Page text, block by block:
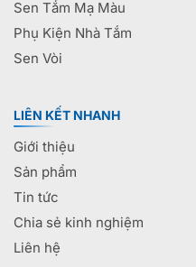
Sen Tắm Mạ Màu
Phụ Kiện Nhà Tắm
Sen Vòi
LIÊN KẾT NHANH
Giới thiệu
Sản phẩm
Tin tức
Chia sẻ kinh nghiệm
Liên hệ